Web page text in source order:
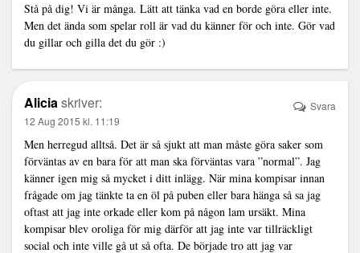
Stå på dig! Vi är många. Lätt att tänka vad en borde göra eller inte.
Men det ända som spelar roll är vad du känner för och inte. Gör vad
du gillar och gilla det du gör :)
Aliciaskriver:
12 Aug 2015 kl. 11:19
Men herregud alltså. Det är så sjukt att man måste göra saker som
förväntas av en bara för att man ska förväntas vara ”normal”. Jag
känner igen mig så mycket i ditt inlägg. När mina kompisar innan
frågade om jag tänkte ta en öl på puben eller bara hänga så sa jag
oftast att jag inte orkade eller kom på någon lam ursäkt. Mina
kompisar blev oroliga för mig därför att jag inte var tillräckligt
social och inte ville gå ut så ofta. De började tro att jag var
Svara